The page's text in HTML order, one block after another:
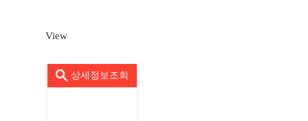
View
상세정보조회